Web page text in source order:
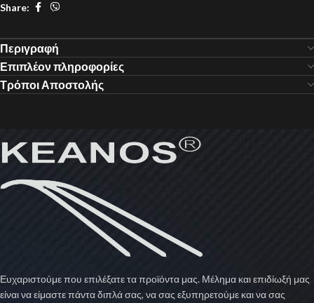
Share:
Περιγραφή
Επιπλέον πληροφορίες
Τρόποι Αποστολής
Ευχαριστούμε που επιλέξατε τα προϊόντα μας. Μέλημα και επιδίωξή μας
είναι να είμαστε πάντα διπλά σας, να σας εξυπηρετούμε και να σας